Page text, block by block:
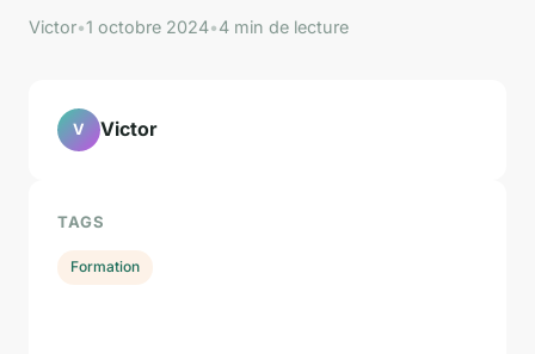
Victor•1 octobre 2024•4 min de lecture
V Victor
TAGS
Formation